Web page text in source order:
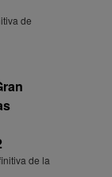
de
de la